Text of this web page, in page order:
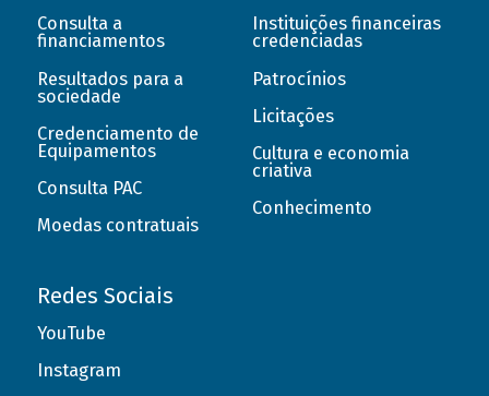
Consulta a
financiamentos
Resultados para a
sociedade
Credenciamento de
Equipamentos
Consulta PAC
Moedas contratuais
Instituições financeiras
credenciadas
Patrocínios
Licitações
Cultura e economia
criativa
Conhecimento
Redes Sociais
YouTube
Instagram